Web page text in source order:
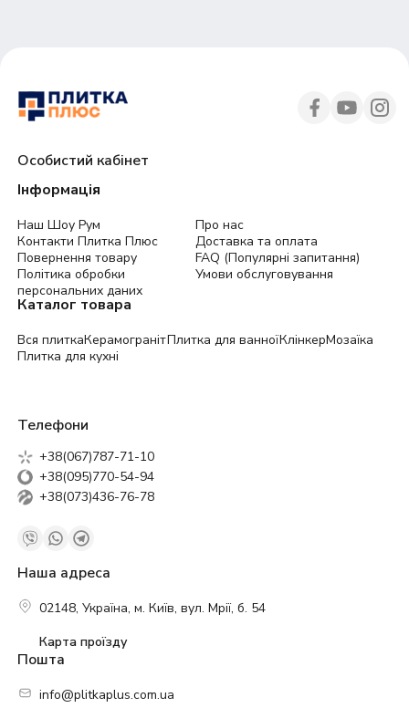
Особистий кабінет
Інформація
Наш Шоу Рум
Про нас
Контакти Плитка Плюс
Доставка та оплата
Повернення товару
FAQ (Популярні запитання)
Політика обробки
персональних даних
Умови обслуговування
Каталог товара
Вся плиткаКерамогранітПлитка для ванноїКлінкерМозаїка
Плитка для кухні
Телефони
+38(067)787-71-10
+38(095)770-54-94
+38(073)436-76-78
Наша адреса
02148, Україна, м. Київ, вул. Мрії, б. 54
Карта проїзду
Пошта
info@plitkaplus.com.ua